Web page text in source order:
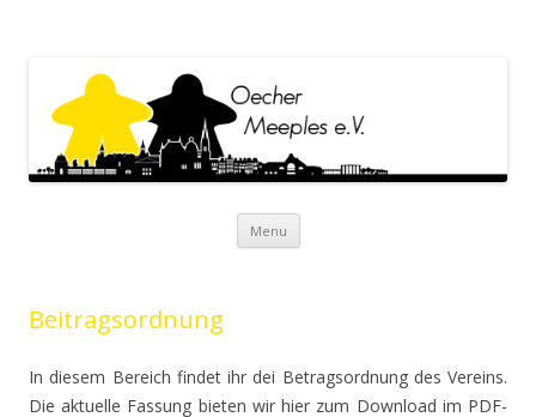
Menu Skip to content
Beitragsordnung
In diesem Bereich findet ihr dei Betragsordnung des Vereins.
Die aktuelle Fassung bieten wir hier zum Download im PDF-